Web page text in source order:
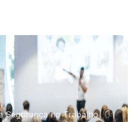
Segurança no Trabalho